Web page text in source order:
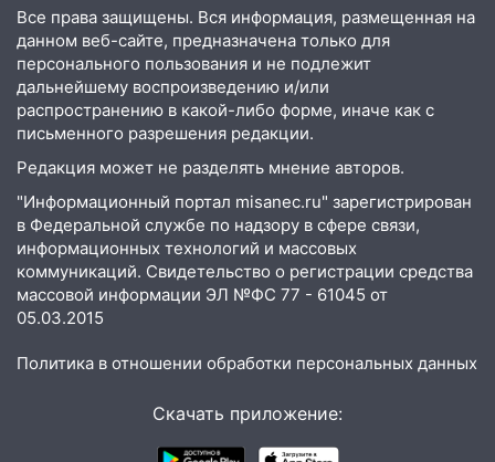
мешок и попытались утопить в Волге
05:30 Астрологи назвали самый
опасный день августа: что ждет каждый
знак 5 августа
04.08.2026
23:27
Прокуратура проверяет
капремонт школы в посёлке Налейка
22:33 Прокуратура проверяет
спортивные объекты в Старой Майне
21:01
Ульяновцев приглашают сдать
кровь: День донора пройдёт 6 августа
20:17
Ульяновская область девятую
низкие цены на подсолнечное масло
Коровы-рекордсменки: в
Все права защищены. Вся информация, размещенная на
данном веб-сайте, предназначена только для
персонального пользования и не подлежит
дальнейшему воспроизведению и/или
распространению в какой-либо форме, иначе как с
письменного разрешения редакции.
Редакция может не разделять мнение авторов.
"Информационный портал misanec.ru" зарегистрирован
в Федеральной службе по надзору в сфере связи,
информационных технологий и массовых
коммуникаций. Свидетельство о регистрации средства
массовой информации ЭЛ №ФС 77 - 61045 от
05.03.2015
Политика в отношении обработки персональных данных
Скачать приложение: